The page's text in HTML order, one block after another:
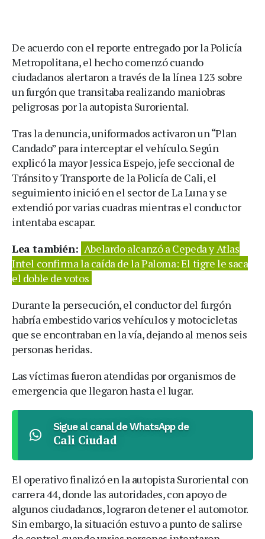
De acuerdo con el reporte entregado por la Policía
Metropolitana, el hecho comenzó cuando
ciudadanos alertaron a través de la línea 123 sobre
un furgón que transitaba realizando maniobras
peligrosas por la autopista Suroriental.
Tras la denuncia, uniformados activaron un “Plan
Candado” para interceptar el vehículo. Según
explicó la mayor Jessica Espejo, jefe seccional de
Tránsito y Transporte de la Policía de Cali, el
seguimiento inició en el sector de La Luna y se
extendió por varias cuadras mientras el conductor
intentaba escapar.
Lea también: Abelardo alcanzó a Cepeda y Atlas
Intel confirma la caída de la Paloma: El tigre le saca
el doble de votos
Durante la persecución, el conductor del furgón
habría embestido varios vehículos y motocicletas
que se encontraban en la vía, dejando al menos seis
personas heridas.
Las víctimas fueron atendidas por organismos de
emergencia que llegaron hasta el lugar.
Sigue al canal de WhatsApp de
Cali Ciudad
El operativo finalizó en la autopista Suroriental con
carrera 44, donde las autoridades, con apoyo de
algunos ciudadanos, lograron detener el automotor.
Sin embargo, la situación estuvo a punto de salirse